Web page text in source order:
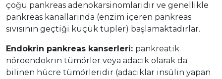
çoğu pankreas adenokarsinomlarıdır ve genellikle
pankreas kanallarında (enzim içeren pankreas
sıvısının geçtiği küçük tüpler) başlamaktadırlar.
Endokrin pankreas kanserleri: pankreatik
nöroendokrin tümörler veya adacık olarak da
bilinen hücre tümörleridir (adacıklar insülin yapan